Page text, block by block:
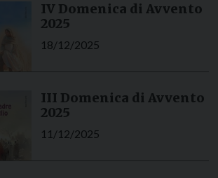
IV Domenica di Avvento
2025
18/12/2025
III Domenica di Avvento
2025
11/12/2025